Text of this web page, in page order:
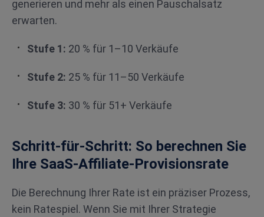
generieren und mehr als einen Pauschalsatz
erwarten.
Stufe 1: 20 % für 1–10 Verkäufe
Stufe 2: 25 % für 11–50 Verkäufe
Stufe 3: 30 % für 51+ Verkäufe
Schritt-für-Schritt: So berechnen Sie
Ihre SaaS-Affiliate-Provisionsrate
Die Berechnung Ihrer Rate ist ein präziser Prozess,
kein Ratespiel. Wenn Sie mit Ihrer Strategie